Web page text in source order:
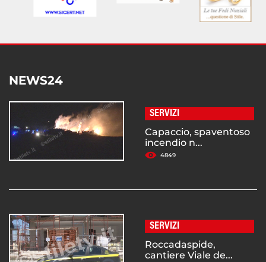
NEWS24
SERVIZI
Capaccio, spaventoso
incendio n...
4849
SERVIZI
Roccadaspide,
cantiere Viale de...